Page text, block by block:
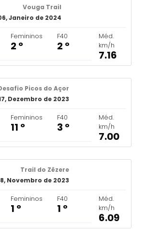
Vouga Trail
Janeiro de 2024
Femininos
2 º
F40
2 º
Méd.
km/h
7.16
Picos do Açor
Dezembro de 2023
Femininos
11 º
F40
3 º
Méd.
km/h
7.00
Trail do Zêzere
Novembro de 2023
Femininos
1 º
F40
1 º
Méd.
km/h
6.09